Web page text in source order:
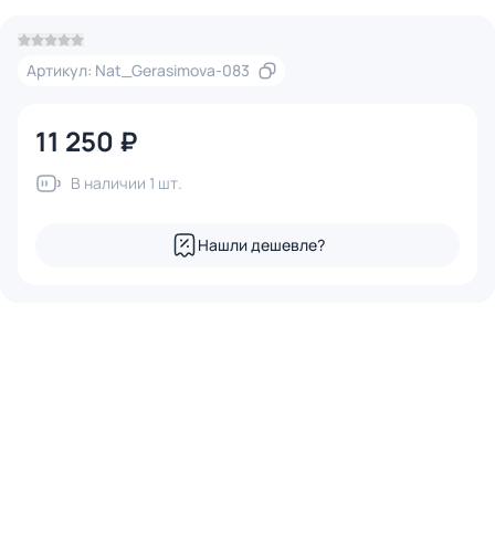
Артикул: Nat_Gerasimova-083
11 250 ₽
В наличии 1 шт.
Нашли дешевле?